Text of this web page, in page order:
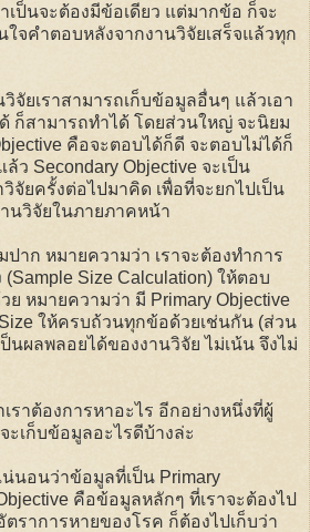
เป็นจะต้องมีข้อเดียว แต่มากข้อ ก็จะ
ใจคำตอบหลังจากงานวิจัยเสร็จแล้วทุก
จัยเราสามารถเก็บข้อมูลอื่นๆ แล้วเอา
ก็สามารถทำได้ โดยส่วนใหญ่ จะนิยม
คือจะตอบได้ก็ดี จะตอบไม่ได้ก็
ว Secondary Objective จะเป็น
จัยครั้งต่อไปมาคิด เพื่อที่จะยกไปเป็น
านวิจัยในภายภาคหน้า
ปาก หมายความว่า เราจะต้องทำการ
Size Calculation) ให้ตอบ
ย หมายความว่า มี Primary Objective
ให้ครบถ้วนทุกข้อด้วยเช่นกัน (ส่วน
ป็นผลพลอยได้ของงานวิจัย ไม่เน้น จึงไม่
ราต้องการหาอะไร อีกอย่างหนึ่งที่ผู้
เก็บข้อมูลอะไรดีบ้างล่ะ
นอนว่าข้อมูลที่เป็น Primary
คือข้อมูลหลักๆ ที่เราจะต้องไป
ตราการหายของโรค ก็ต้องไปเก็บว่า